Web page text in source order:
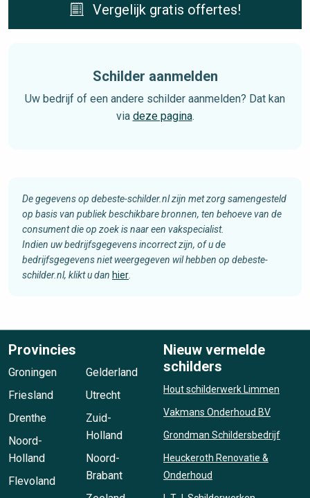
Vergelijk gratis offertes!
Schilder aanmelden
Uw bedrijf of een andere schilder aanmelden? Dat kan
via deze pagina.
De gegevens op debeste-schilder.nl zijn met zorg samengesteld
op basis van publiek beschikbare bronnen, ten behoeve van de
consument die op zoek is naar een vakspecialist.
Indien uw bedrijfsgegevens incorrect zijn, of u de
bedrijfsgegevens niet weergegeven wil hebben op debeste-
schilder.nl, klikt u dan hier
Provincies
Groningen
Friesland
Drenthe
Noord-
Holland
Flevoland
Gelderland
Utrecht
Zuid-
Holland
Noord-
Brabant
Nieuw vermelde
schilders
Hout schilderwerk Limmen
Vakmans Onderhoud BV
Grondman Schildersbedrijf
Heuckeroth Renovatie &
Onderhoud